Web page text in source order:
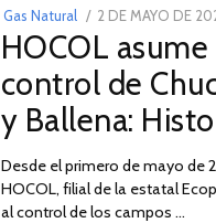
Gas Natural
POSTED
ON
2 DE MAYO DE
HOCOL asume
control de
y Ballena:
Desde el primero de mayo de
HOCOL, filial de la estatal
al control de los campos …